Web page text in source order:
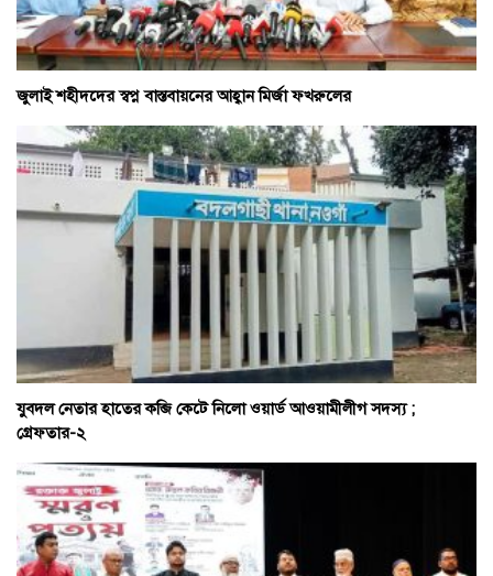
জুলাই শহীদদের স্বপ্ন বাস্তবায়নের আহ্বান মির্জা ফখরুলের
যুবদল নেতার হাতের কব্জি কেটে নিলো ওয়ার্ড আওয়ামীলীগ সদস্য ;
গ্রেফতার-২